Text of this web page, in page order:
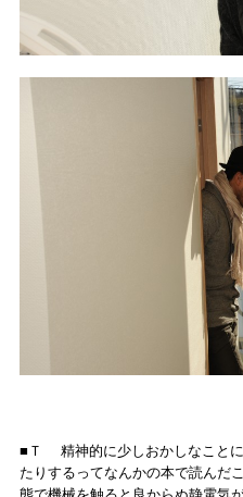
■Ｔ 精神的に少しおかしなこと
たりするってなんかの本で読ん